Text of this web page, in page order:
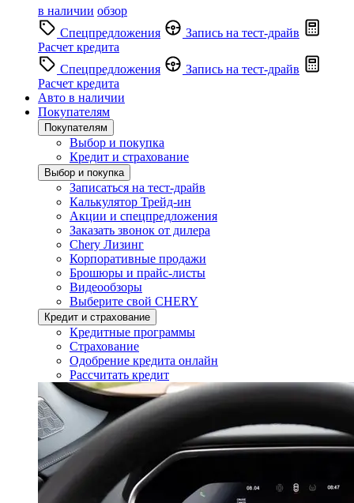
в наличии обзор
Спецпредложения
Запись на тест-драйв
Расчет кредита
Спецпредложения
Запись на тест-драйв
Расчет кредита
Авто в наличии
Покупателям
Покупателям
Выбор и покупка
Кредит и страхование
Выбор и покупка
Записаться на тест-драйв
Калькулятор Трейд-ин
Акции и спецпредложения
Заказать звонок от дилера
Chery Лизинг
Корпоративные продажи
Брошюры и прайс-листы
Видеообзоры
Выберите свой CHERY
Кредит и страхование
Кредитные программы
Страхование
Одобрение кредита онлайн
Рассчитать кредит